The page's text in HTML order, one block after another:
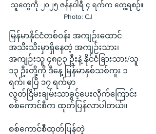
သူ‌တွေကို ၂၀၂၅ ဇန်နဝါရီ ၄ ရက်က တွေ့ရစဉ်။
Photo: CJ
မြန်မာနိုင်ငံတစ်ဝန်း အကျဉ်းထောင်
အသီးသီးမှာရှိနေတဲ့ အကျဉ်းသား၊
အကျဉ်းသူ ၄၈၉၃ ဦးနဲ့ နိုင်ငံခြားသား/သူ
၁၃ ဦးတို့ကို ဒီနေ့ မြန်မာနှစ်သစ်ကူး ၁
ရက်၊ ဧပြီ ၁၇ ရက်မှာ
လွတ်ငြိမ်းချမ်းသာခွင့်ပေးလိုက်ကြောင်း
စစ်ကောင်စီက ထုတ်ပြန်လာပါတယ်။
စစ်ကောင်စီထုတ်ပြန်တဲ့